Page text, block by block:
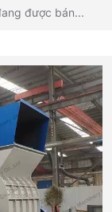
được bán...